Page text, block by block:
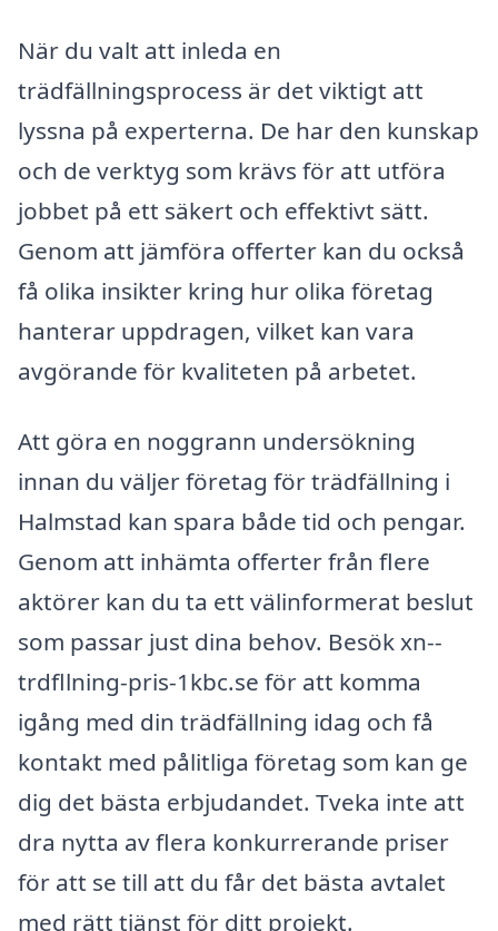
När du valt att inleda en
trädfällningsprocess är det viktigt att
lyssna på experterna. De har den kunskap
och de verktyg som krävs för att utföra
jobbet på ett säkert och effektivt sätt.
Genom att jämföra offerter kan du också
få olika insikter kring hur olika företag
hanterar uppdragen, vilket kan vara
avgörande för kvaliteten på arbetet.
Att göra en noggrann undersökning
innan du väljer företag för trädfällning i
Halmstad kan spara både tid och pengar.
Genom att inhämta offerter från flere
aktörer kan du ta ett välinformerat beslut
som passar just dina behov. Besök xn--
trdfllning-pris-1kbc.se för att komma
igång med din trädfällning idag och få
kontakt med pålitliga företag som kan ge
dig det bästa erbjudandet. Tveka inte att
dra nytta av flera konkurrerande priser
för att se till att du får det bästa avtalet
med rätt tjänst för ditt projekt.